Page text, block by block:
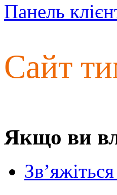
Панель
Сайт
Якщо ви